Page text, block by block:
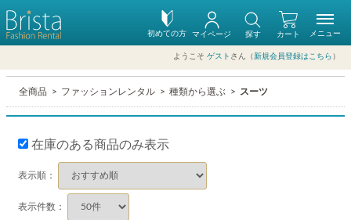
初めての方 カート
マイページ 探す
ようこそ ゲスト さん（新規会員登録はこちら ）
メニュー
全商品 ファッションレンタル 種類から選ぶ スーツ
在庫のある商品のみ表示
表示順：
表示件数：